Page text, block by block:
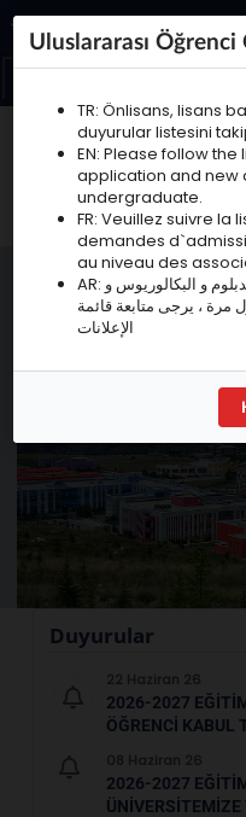
ÇANKIRI
Öğrenci
Öğrenci
Duyurular
2026-2027
ÖĞRENCI KABUL
2026-2027
ÜNIVERSITEMIZE
Uluslararası Öğrenci
TR: Önlisans, lisans
duyurular listesini
EN: Please follow
application and new
FR: Veuillez suivre la
demandes
au niveau des
AR: من أجل التقديم على كل من برامج الدبلوم و البكالوريوس و
مرة ، يرجى متابعة قائمة
الإعلانات